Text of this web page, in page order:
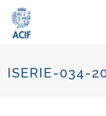
ISERIE-034-